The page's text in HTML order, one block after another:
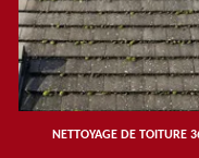
NETTOYAGE DE TOITURE